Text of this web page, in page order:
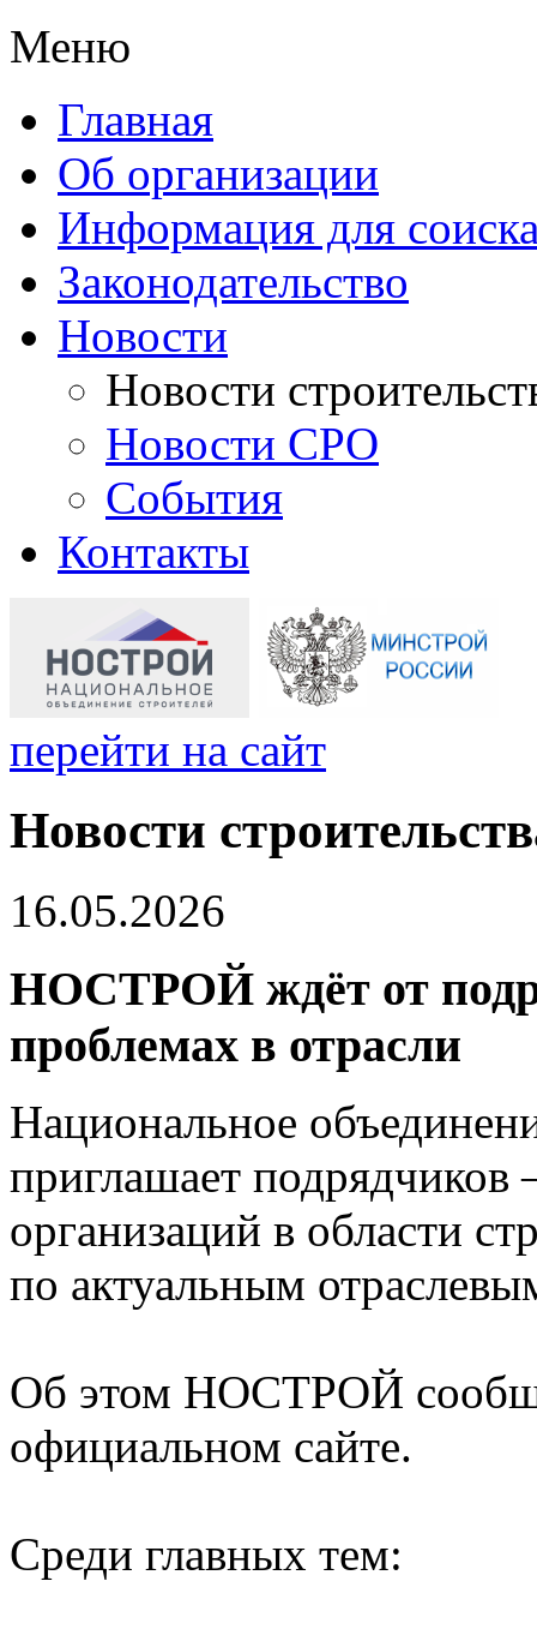
Меню
Главная
Об организации
Информация для
Законодательство
Новости
Новости
Новости СРО
События
Контакты
перейти на сайт
Новости
16.05.2026
НОСТРОЙ ждёт от
проблемах в отрасли
Национальное
приглашает подрядчиков
организаций в области
по актуальным
Об этом НОСТРОЙ
официальном сайте.
Среди главных тем: